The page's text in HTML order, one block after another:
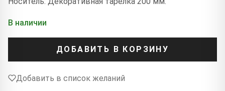
В наличии
ДОБАВИТЬ В КОРЗИНУ
Добавить в список желаний